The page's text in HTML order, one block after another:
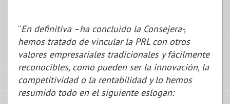
“En definitiva –ha concluido la Consejera-,
hemos tratado de vincular la PRL con otros
valores empresariales tradicionales y fácilmente
reconocibles, como pueden ser la innovación, la
competitividad o la rentabilidad y lo hemos
resumido todo en el siguiente eslogan: